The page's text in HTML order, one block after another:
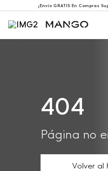
¡Envío GRATIS En Compras
404
Página no
Volver al